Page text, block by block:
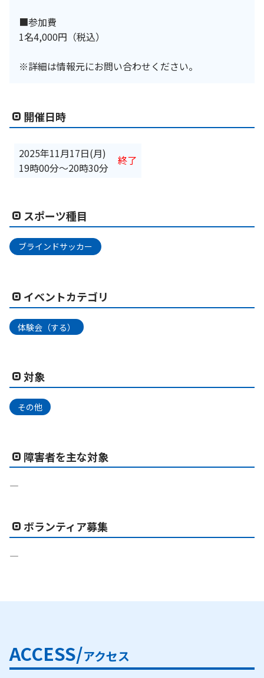
■参加費
1名4,000円（税込）
※詳細は情報元にお問い合わせください。
開催日時
2025年11月17日(月)
19時00分〜20時30分
終了
スポーツ種目
ブラインドサッカー
イベントカテゴリ
体験会（する）
対象
その他
障害者を主な対象
―
ボランティア募集
―
ACCESS/アクセス